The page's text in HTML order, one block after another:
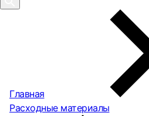
Главная
Расходные материалы